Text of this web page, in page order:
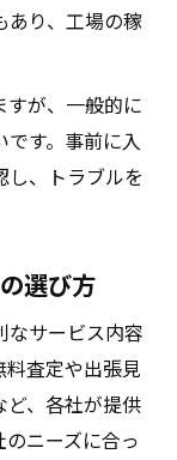
あり、工場の稼
すが、一般的に
す。事前に入
、トラブルを
選び方
なサービス内容
査定や出張見
、各社が提供
ニーズに合っ